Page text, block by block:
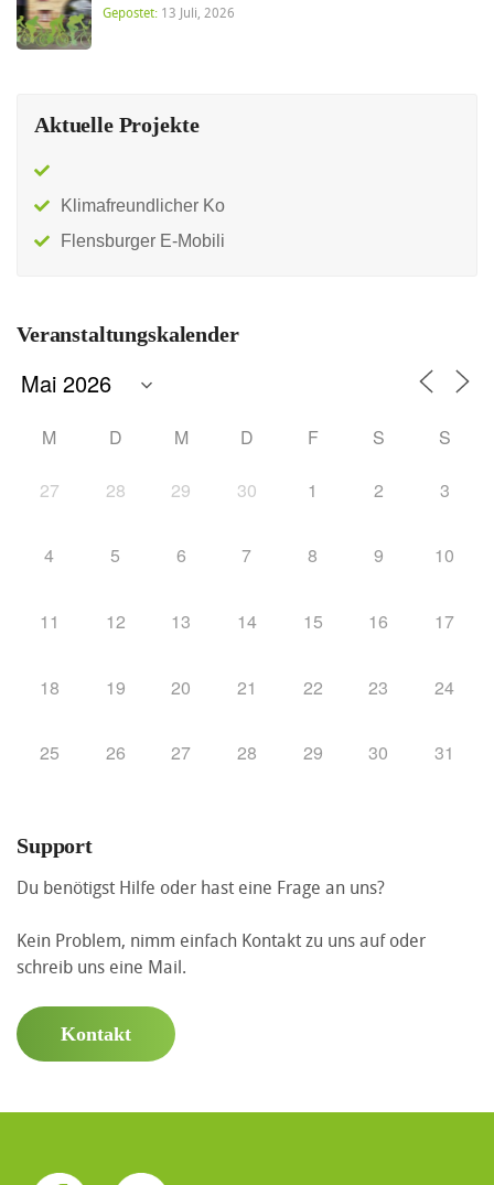
Gepostet: 13 Juli, 2026
Aktuelle Projekte
Klimafreundlicher Ko
Flensburger E-Mobili
Veranstaltungskalender
M D M D F S S
27 28 29 30 1 2 3
4 5 6 7 8 9 10
11 12 13 14 15 16 17
18 19 20 21 22 23 24
25 26 27 28 29 30 31
Support
Du benötigst Hilfe oder hast eine Frage an uns?
Kein Problem, nimm einfach Kontakt zu uns auf oder
schreib uns eine Mail.
Kontakt